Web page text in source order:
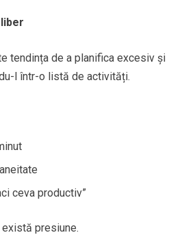
tendința de a planifica excesiv și
l într-o listă de activități.
ceva productiv”
există presiune.